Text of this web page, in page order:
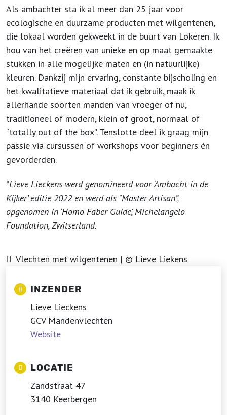
Als ambachter sta ik al meer dan 25 jaar voor
ecologische en duurzame producten met wilgentenen,
die lokaal worden gekweekt in de buurt van Lokeren. Ik
hou van het creëren van unieke en op maat gemaakte
stukken in alle mogelijke maten en (in natuurlijke)
kleuren. Dankzij mijn ervaring, constante bijscholing en
het kwalitatieve materiaal dat ik gebruik, maak ik
allerhande soorten manden van vroeger of nu,
traditioneel of modern, klein of groot, normaal of
“totally out of the box”. Tenslotte deel ik graag mijn
passie via cursussen of workshops voor beginners én
gevorderden.
*Lieve Lieckens werd genomineerd voor ‘Ambacht in de
Kijker’ editie 2022 en werd als “Master Artisan”,
opgenomen in ‘Homo Faber Guide’, Michelangelo
Foundation, Zwitserland.
Vlechten met wilgentenen | © Lieve Liekens
INZENDER
Lieve Lieckens
GCV Mandenvlechten
Website
LOCATIE
Zandstraat 47
3140 Keerbergen